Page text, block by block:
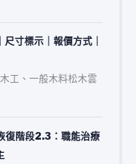
寸標示｜報價方式｜
工、一般木料松木雲
復階段2.3：職能治療